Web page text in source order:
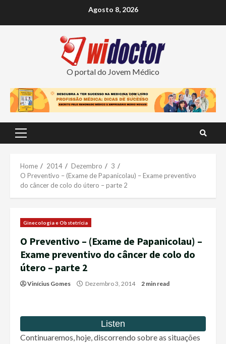
Agosto 8, 2026
O portal do Jovem Médico
Primary
Home 2014 Dezembro
3
O Preventivo – (Exame de Papanicolau) – Exame preventivo
do câncer de colo do útero – parte 2
Ginecologia e Obstetrícia
O Preventivo – (Exame de Papanicolau) –
Exame preventivo do câncer de colo do
útero – parte 2
Vinícius Gomes Dezembro 3, 2014 2 min read
Continuaremos, hoje, discorrendo sobre as situações